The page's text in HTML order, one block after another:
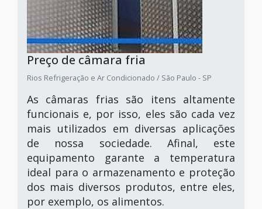
Preço de câmara fria
Rios Refrigeração e Ar Condicionado / São Paulo - SP
As câmaras frias são itens altamente
funcionais e, por isso, eles são cada vez
mais utilizados em diversas aplicações
de nossa sociedade. Afinal, este
equipamento garante a temperatura
ideal para o armazenamento e proteção
dos mais diversos produtos, entre eles,
por exemplo, os alimentos.